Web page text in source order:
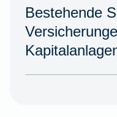
Bestehende